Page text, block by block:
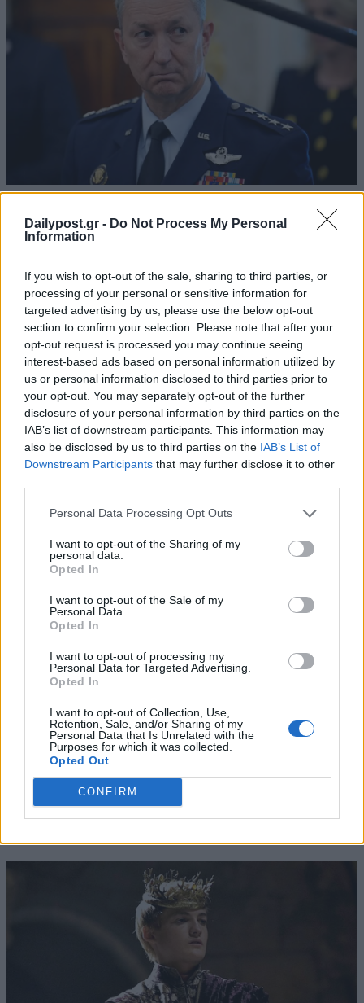
Dailypost.gr - Do Not Process My Personal
Information
If you wish to opt-out of the sale, sharing to third parties, or
processing of your personal or sensitive information for
targeted advertising by us, please use the below opt-out
section to confirm your selection. Please note that after your
opt-out request is processed you may continue seeing
interest-based ads based on personal information utilized by
us or personal information disclosed to third parties prior to
your opt-out. You may separately opt-out of the further
disclosure of your personal information by third parties on the
IAB’s list of downstream participants. This information may
also be disclosed by us to third parties on the IAB’s List of
Downstream Participants that may further disclose it to other
Personal Data Processing Opt Outs
I want to opt-out of the Sharing of my
personal data.
Opted In
I want to opt-out of the Sale of my
Personal Data.
Opted In
I want to opt-out of processing my
Personal Data for Targeted Advertising.
Opted In
I want to opt-out of Collection, Use,
Retention, Sale, and/or Sharing of my
Personal Data that Is Unrelated with the
Purposes for which it was collected.
Opted Out
CONFIRM